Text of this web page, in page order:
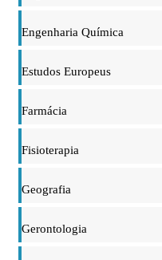
Engenharia Química
Estudos Europeus
Farmácia
Fisioterapia
Geografia
Gerontologia